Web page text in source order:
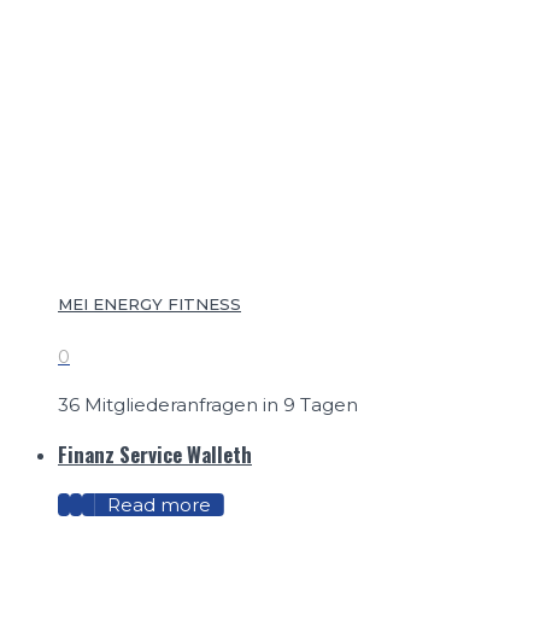
MEI ENERGY FITNESS
0
36 Mitgliederanfragen in 9 Tagen
Finanz Service Walleth
Read more